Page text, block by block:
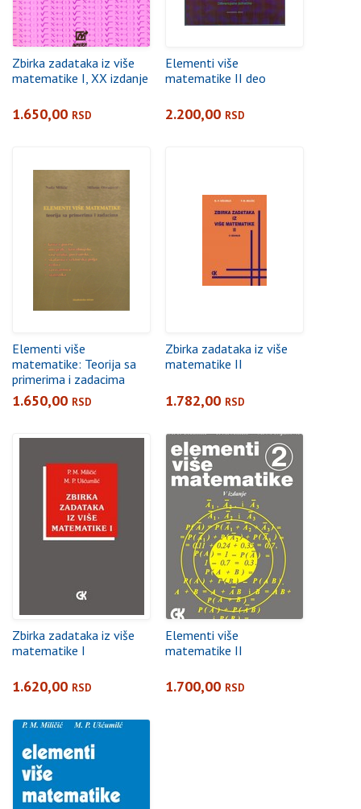
Zbirka zadataka iz više
matematike I, XX izdanje
1.650,00 RSD
Elementi više
matematike II deo
2.200,00 RSD
Elementi više
matematike: Teorija sa
primerima i zadacima
1.650,00 RSD
Zbirka zadataka iz više
matematike II
1.782,00 RSD
Zbirka zadataka iz više
matematike I
1.620,00 RSD
Elementi više
matematike II
1.700,00 RSD